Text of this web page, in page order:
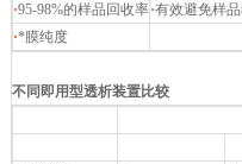
·95-98%的样品回收率·有效避免样
·*膜纯度
不同即用型透析装置比较